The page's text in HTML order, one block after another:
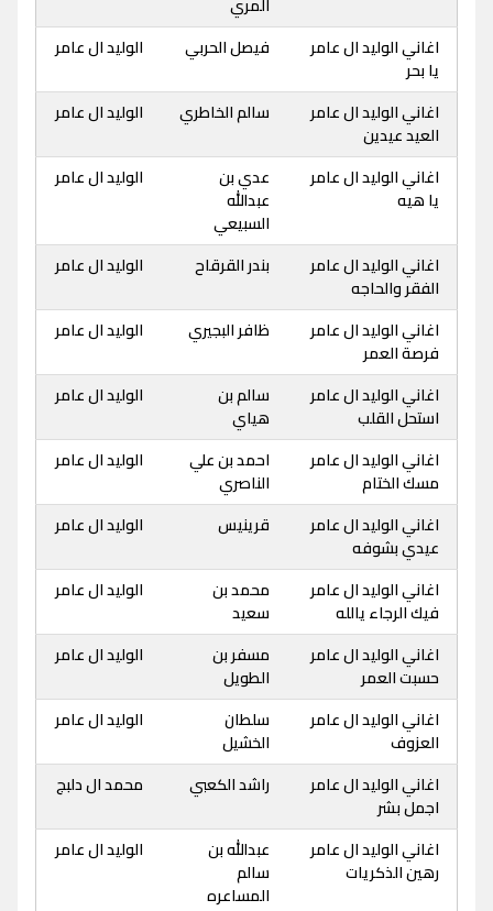
اغاني الوليد ال عامر
يا بحر
فيصل الحربي الوليد ال عامر
اغاني الوليد ال عامر
العيد عيدين
سالم الخاطري الوليد ال عامر
اغاني الوليد ال عامر
يا هيه
عدي بن
عبدالله
السبيعي
الوليد ال عامر
اغاني الوليد ال عامر
الفقر والحاجه
بندر القرقاح الوليد ال عامر
اغاني الوليد ال عامر
فرصة العمر
ظافر البجيري الوليد ال عامر
اغاني الوليد ال عامر
استحل القلب
سالم بن
هياي
الوليد ال عامر
اغاني الوليد ال عامر
مسك الختام
احمد بن علي
الناصري
الوليد ال عامر
اغاني الوليد ال عامر
عيدي بشوفه
قرينيس الوليد ال عامر
اغاني الوليد ال عامر
فيك الرجاء يالله
محمد بن
سعيد
الوليد ال عامر
اغاني الوليد ال عامر
حسبت العمر
مسفر بن
الطويل
الوليد ال عامر
اغاني الوليد ال عامر
العزوف
سلطان
الخشيل
الوليد ال عامر
اغاني الوليد ال عامر
اجمل بشر
راشد الكعبي محمد ال دلبج
اغاني الوليد ال عامر
رهين الذكريات
عبدالله بن
سالم
المساعره
الوليد ال عامر